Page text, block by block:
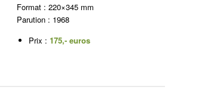
Format : 220×345 mm
Parution : 1968
Prix : 175,- euros